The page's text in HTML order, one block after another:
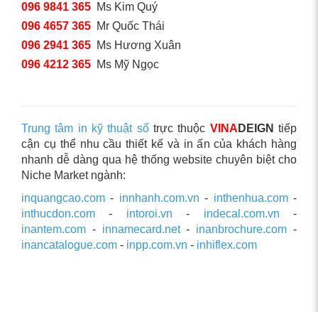
096 9841 365 Ms Kim Quý
096 4657 365 Mr Quốc Thái
096 2941 365 Ms Hương Xuân
096 4212 365 Ms Mỹ Ngọc
Trung tâm in kỹ thuật sốtrực thuộc VINA DEIGN tiếp
cận cụ thể nhu cầu thiết kế và in ấn của khách hàng
nhanh dễ dàng qua hệ thống website chuyên biệt cho
Niche Market ngành:
inquangcao.com - innhanh.com.vn - inthenhua.com-
inthucdon.com - intoroi.vn - indecal.com.vn -
inantem.com - innamecard.net- inanbrochure.com -
inancatalogue.com - inpp.com.vn - inhiflex.com